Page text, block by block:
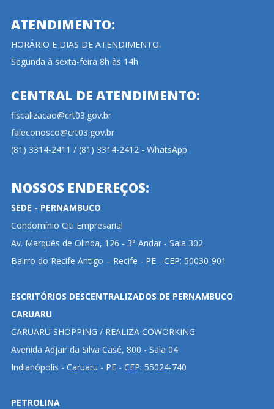
ATENDIMENTO:
HORÁRIO E DIAS DE ATENDIMENTO:
Segunda à sexta-feira 8h às 14h
CENTRAL DE ATENDIMENTO:
fiscalizacao@crt03.gov.br
faleconosco@crt03.gov.br
(81) 3314-2411 / (81) 3314-2412 - WhatsApp
NOSSOS ENDEREÇOS:
SEDE - PERNAMBUCO
Condomínio Citi Empresarial
Av. Marquês de Olinda, 126 - 3° Andar - Sala 302
Bairro do Recife Antigo – Recife - PE - CEP: 50030-901
ESCRITÓRIOS DESCENTRALIZADOS DE PERNAMBUCO
CARUARU
CARUARU SHOPPING / REALIZA COWORKING
Avenida Adjair da Silva Casé, 800 - Sala 04
Indianópolis - Caruaru - PE - CEP: 55024-740
PETROLINA